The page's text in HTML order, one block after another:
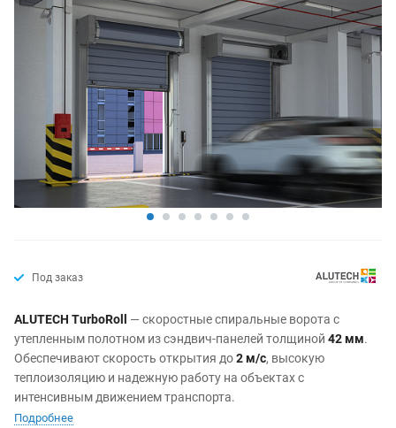
Под заказ
ALUTECH TurboRoll
— скоростные спиральные ворота с
утепленным полотном из сэндвич-панелей толщиной 42 мм.
Обеспечивают скорость открытия до2 м/с, высокую
теплоизоляцию и надежную работу на объектах с
интенсивным движением транспорта.
Подробнее